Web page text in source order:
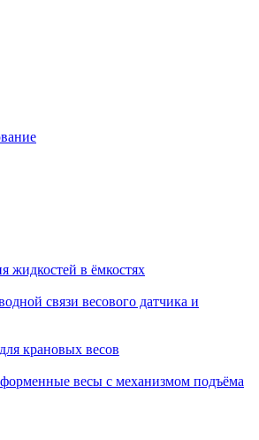
жидкостей в ёмкостях
связи весового датчика и
крановых весов
весы с механизмом подъёма